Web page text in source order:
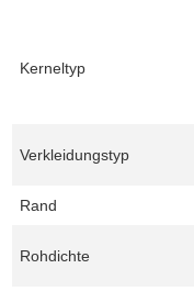
Kerneltyp
Verkleidungstyp
Rand
Rohdichte